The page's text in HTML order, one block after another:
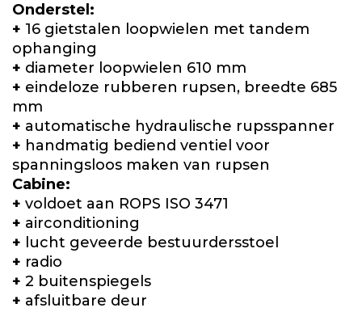
Onderstel:
+ 16 gietstalen loopwielen met tandem
ophanging
+ diameter loopwielen 610 mm
+ eindeloze rubberen rupsen, breedte 685
mm
+ automatische hydraulische rupsspanner
+ handmatig bediend ventiel voor
spanningsloos maken van rupsen
Cabine:
+ voldoet aan ROPS ISO 3471
+ airconditioning
+ lucht geveerde bestuurdersstoel
+ radio
+ 2 buitenspiegels
+ afsluitbare deur